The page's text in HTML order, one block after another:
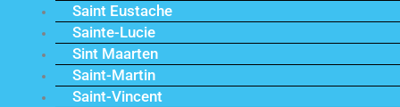
Saint Eustache
Sainte-Lucie
Sint Maarten
Saint-Martin
Saint-Vincent